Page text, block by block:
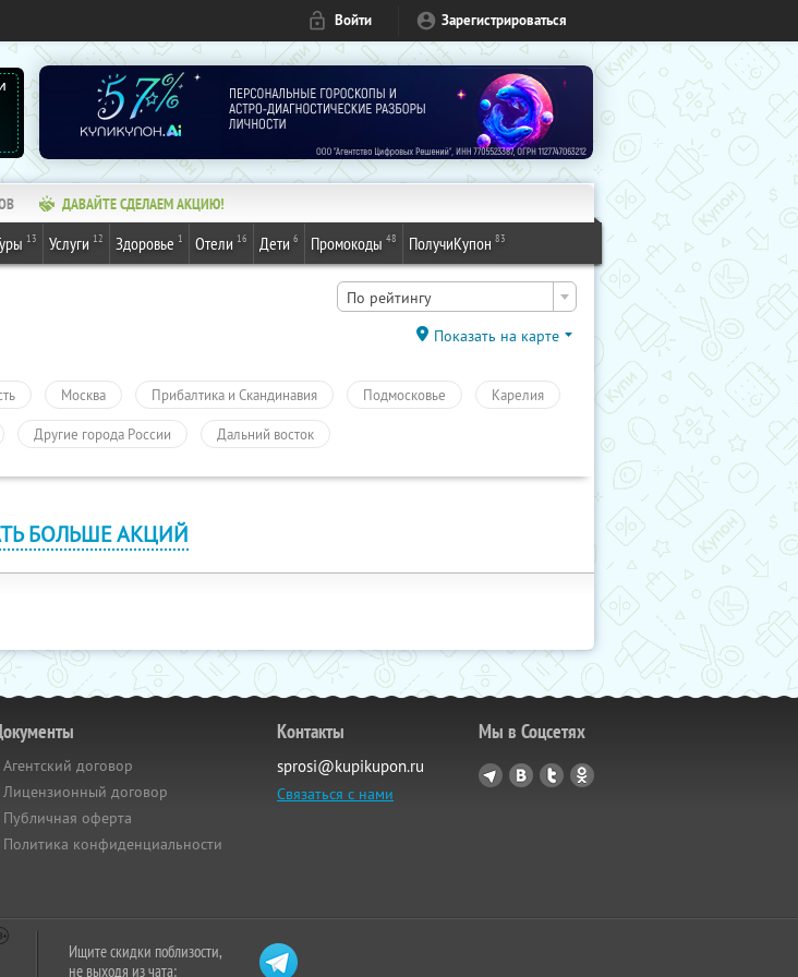
Войти Зарегистрироваться
ДАВАЙТЕ СДЕЛАЕМ АКЦИЮ!
13 Услуги 12 Здоровье 1 Отели 16 Дети 6 Промокоды 48 ПолучиКупон 83
По рейтингу
Показать на карте
Москва Прибалтика и Скандинавия Подмосковье Карелия
Другие города России Дальний восток
БОЛЬШЕ АКЦИЙ
Агентский договор
Лицензионный договор
Публичная оферта
Политика конфиденциальности
Контакты
sprosi@kupikupon.ru
Связаться с нами
Мы в Соцсетях
Ищите скидки поблизости,
не выходя из чата: